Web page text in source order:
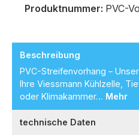
Produktnummer: PVC-
Beschreibung
PVC-Streifenvorhang –
Ihre Viessmann Kühlzelle,
oder Klimakammer… Mehr
technische Daten